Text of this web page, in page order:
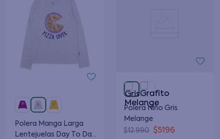
Polera Manga Larga
Lentejuelas Day To Day
Polera Niño Gris
Melange
$12.990 $5196